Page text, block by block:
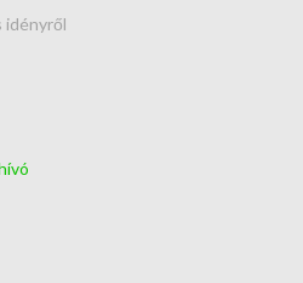
idényről